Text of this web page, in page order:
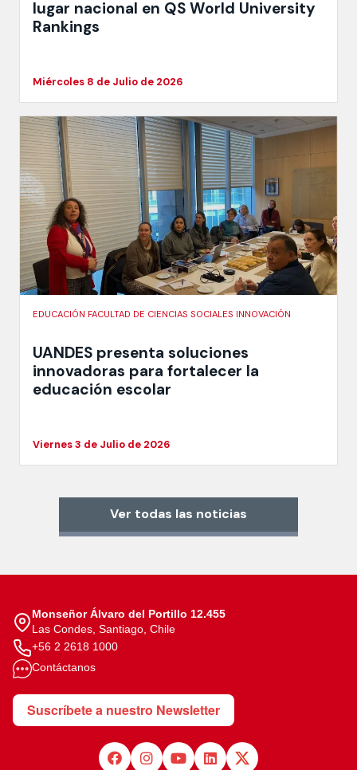
lugar nacional en QS World University
Rankings
Miércoles 8 de Julio de 2026
EDUCACIÓN FACULTAD DE CIENCIAS SOCIALES INNOVACIÓN
UANDES presenta soluciones
innovadoras para fortalecer la
educación escolar
Viernes 3 de Julio de 2026
Ver todas las noticias
Monseñor Álvaro del Portillo 12.455
Las Condes, Santiago, Chile
+56 2 2618 1000
Contáctanos
Suscríbete a nuestro Newsletter